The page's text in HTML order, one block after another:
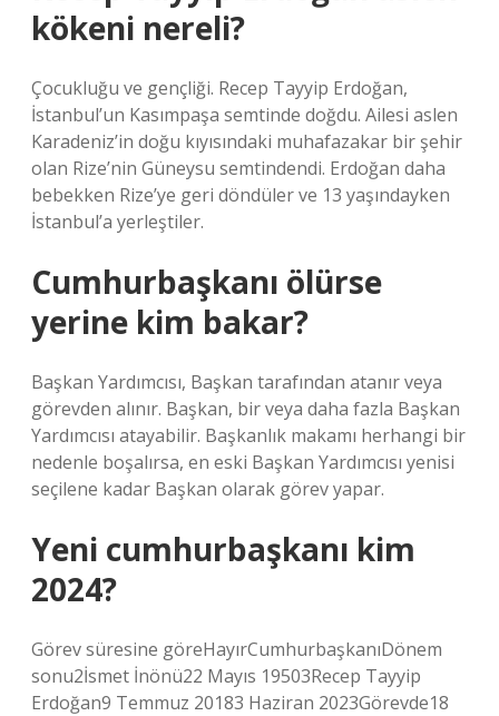
kökeni nereli?
Çocukluğu ve gençliği. Recep Tayyip Erdoğan,
İstanbul’un Kasımpaşa semtinde doğdu. Ailesi aslen
Karadeniz’in doğu kıyısındaki muhafazakar bir şehir
olan Rize’nin Güneysu semtindendi. Erdoğan daha
bebekken Rize’ye geri döndüler ve 13 yaşındayken
İstanbul’a yerleştiler.
Cumhurbaşkanı ölürse
yerine kim bakar?
Başkan Yardımcısı, Başkan tarafından atanır veya
görevden alınır. Başkan, bir veya daha fazla Başkan
Yardımcısı atayabilir. Başkanlık makamı herhangi bir
nedenle boşalırsa, en eski Başkan Yardımcısı yenisi
seçilene kadar Başkan olarak görev yapar.
Yeni cumhurbaşkanı kim
2024?
Görev süresine göreHayırCumhurbaşkanıDönem
sonu2İsmet İnönü22 Mayıs 19503Recep Tayyip
Erdoğan9 Temmuz 20183 Haziran 2023Görevde18